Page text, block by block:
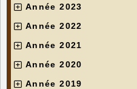
Année 2023
Année 2022
Année 2021
Année 2020
Année 2019